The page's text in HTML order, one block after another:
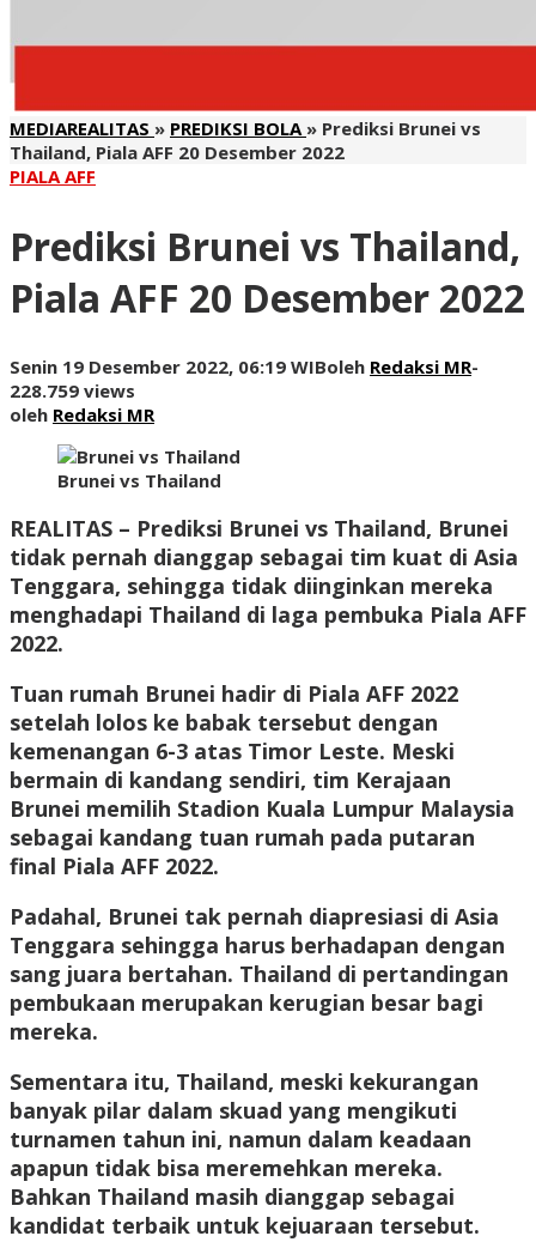
MEDIAREALITAS » PREDIKSI BOLA » Prediksi Brunei vs
Thailand, Piala AFF 20 Desember 2022
PIALA AFF
Prediksi Brunei vs Thailand,
Piala AFF 20 Desember 2022
Senin 19 Desember 2022, 06:19 WIBoleh Redaksi MR-
228.759 views
oleh Redaksi MR
Brunei vs Thailand
REALITAS – Prediksi Brunei vs Thailand, Brunei
tidak pernah dianggap sebagai tim kuat di Asia
Tenggara, sehingga tidak diinginkan mereka
menghadapi Thailand di laga pembuka Piala AFF
2022.
Tuan rumah Brunei hadir di Piala AFF 2022
setelah lolos ke babak tersebut dengan
kemenangan 6-3 atas Timor Leste. Meski
bermain di kandang sendiri, tim Kerajaan
Brunei memilih Stadion Kuala Lumpur Malaysia
sebagai kandang tuan rumah pada putaran
final Piala AFF 2022.
Padahal, Brunei tak pernah diapresiasi di Asia
Tenggara sehingga harus berhadapan dengan
sang juara bertahan. Thailand di pertandingan
pembukaan merupakan kerugian besar bagi
mereka.
Sementara itu, Thailand, meski kekurangan
banyak pilar dalam skuad yang mengikuti
turnamen tahun ini, namun dalam keadaan
apapun tidak bisa meremehkan mereka.
Bahkan Thailand masih dianggap sebagai
kandidat terbaik untuk kejuaraan tersebut.